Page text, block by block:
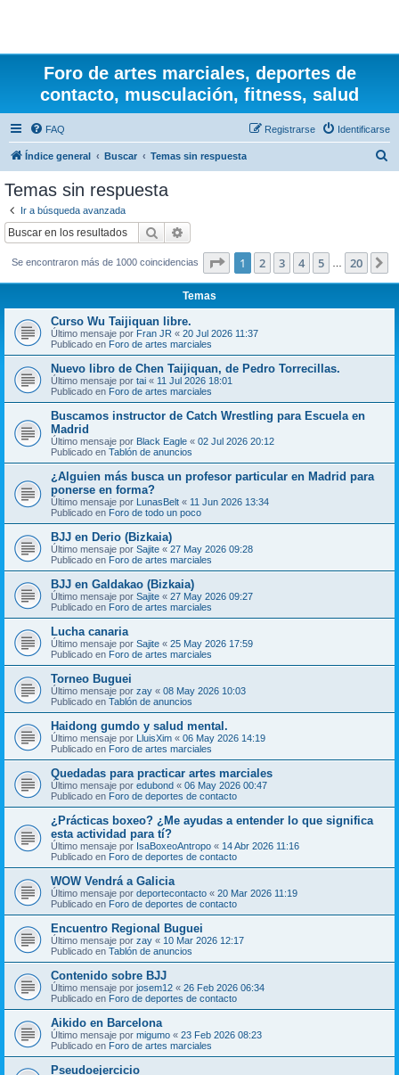
Foro de artes marciales, deportes de
contacto, musculación, fitness, salud
FAQ Identificarse
Registrarse
Índice general Buscar Temas sin respuesta
Temas sin respuesta
Ir a búsqueda avanzada
Buscar
Se encontraron más de 1000 coincidencias Página de 20
1 2 3 4 5 20
Temas
Curso Wu Taijiquan libre.
Último mensaje por Fran JR « 20 Jul 2026 11:37
Publicado en Foro de artes marciales
Nuevo libro de Chen Taijiquan, de Pedro Torrecillas.
Último mensaje por tai « 11 Jul 2026 18:01
Publicado en Foro de artes marciales
Buscamos instructor de Catch Wrestling para Escuela en
Madrid
Último mensaje por Black Eagle « 02 Jul 2026 20:12
Publicado en Tablón de anuncios
¿Alguien más busca un profesor particular en Madrid para
ponerse en forma?
Último mensaje por LunasBelt « 11 Jun 2026 13:34
Publicado en Foro de todo un poco
BJJ en Derio (Bizkaia)
Último mensaje por Sajite « 27 May 2026 09:28
Publicado en Foro de artes marciales
BJJ en Galdakao (Bizkaia)
Último mensaje por Sajite « 27 May 2026 09:27
Publicado en Foro de artes marciales
Lucha canaria
Último mensaje por Sajite « 25 May 2026 17:59
Publicado en Foro de artes marciales
Torneo Buguei
Último mensaje por zay « 08 May 2026 10:03
Publicado en Tablón de anuncios
Haidong gumdo y salud mental.
Último mensaje por LluisXim « 06 May 2026 14:19
Publicado en Foro de artes marciales
Quedadas para practicar artes marciales
Último mensaje por edubond « 06 May 2026 00:47
Publicado en Foro de deportes de contacto
¿Prácticas boxeo? ¿Me ayudas a entender lo que significa
esta actividad para tí?
Último mensaje por IsaBoxeoAntropo « 14 Abr 2026 11:16
Publicado en Foro de deportes de contacto
WOW Vendrá a Galicia
Último mensaje por deportecontacto « 20 Mar 2026 11:19
Publicado en Foro de deportes de contacto
Encuentro Regional Buguei
Último mensaje por zay « 10 Mar 2026 12:17
Publicado en Tablón de anuncios
Contenido sobre BJJ
Último mensaje por josem12 « 26 Feb 2026 06:34
Publicado en Foro de deportes de contacto
Aikido en Barcelona
Último mensaje por migumo « 23 Feb 2026 08:23
Publicado en Foro de artes marciales
Pseudoejercicio